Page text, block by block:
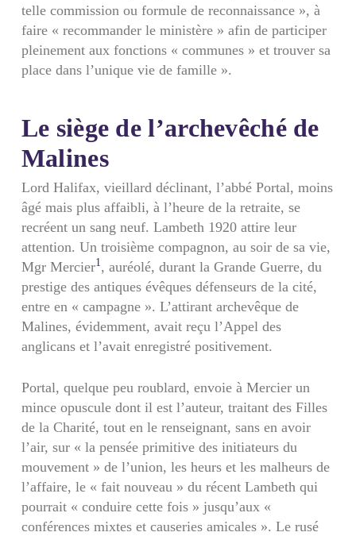
telle commission ou formule de reconnaissance », à
faire « recommander le ministère » afin de participer
pleinement aux fonctions « communes » et trouver sa
place dans l’unique vie de famille ».
Le siège de l’archevêché de
Malines
Lord Halifax, vieillard déclinant, l’abbé Portal, moins
âgé mais plus affaibli, à l’heure de la retraite, se
recréent un sang neuf. Lambeth 1920 attire leur
attention. Un troisième compagnon, au soir de sa vie,
Mgr Mercier1, auréolé, durant la Grande Guerre, du
prestige des antiques évêques défenseurs de la cité,
entre en « campagne ». L’attirant archevêque de
Malines, évidem­ment, avait reçu l’Appel des
anglicans et l’avait enregistré positi­vement.
Portal, quelque peu roublard, envoie à Mercier un
mince opuscule dont il est l’auteur, traitant des Filles
de la Charité, tout en le renseignant, sans en avoir
l’air, sur « la pensée primitive des initiateurs du
mouvement » de l’union, les heurs et les malheurs de
l’affaire, le « fait nouveau » du récent Lambeth qui
pourrait « conduire cette fois » jusqu’aux «
conférences mixtes et causeries amicales ». Le rusé